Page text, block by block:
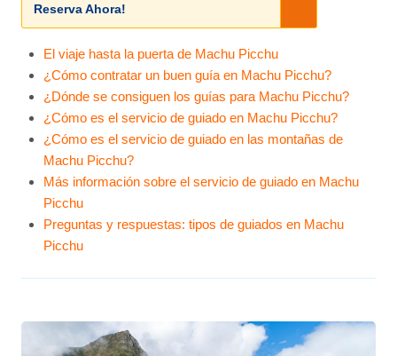
Reserva Ahora!
El viaje hasta la puerta de Machu Picchu
¿Cómo contratar un buen guía en Machu Picchu?
¿Dónde se consiguen los guías para Machu Picchu?
¿Cómo es el servicio de guiado en Machu Picchu?
¿Cómo es el servicio de guiado en las montañas de
Machu Picchu?
Más información sobre el servicio de guiado en Machu
Picchu
Preguntas y respuestas: tipos de guiados en Machu
Picchu